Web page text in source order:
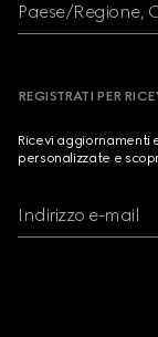
Paese/Regione,
REGISTRATI PER
Ricevi aggiornamenti
personalizzate e
Indirizzo e-mail